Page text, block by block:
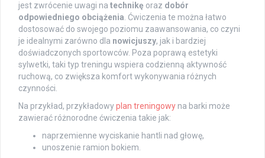
jest zwrócenie uwagi na technikę oraz dobór
odpowiedniego obciążenia. Ćwiczenia te można łatwo
dostosować do swojego poziomu zaawansowania, co czyni
je idealnymi zarówno dla nowicjuszy, jak i bardziej
doświadczonych sportowców. Poza poprawą estetyki
sylwetki, taki typ treningu wspiera codzienną aktywność
ruchową, co zwiększa komfort wykonywania różnych
czynności.
Na przykład, przykładowyplan treningowy na barki może
zawierać różnorodne ćwiczenia takie jak:
naprzemienne wyciskanie hantli nad głowę,
unoszenie ramion bokiem.